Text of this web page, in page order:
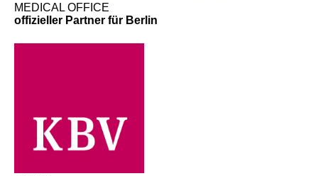
MEDICAL OFFICE
offizieller Partner für Berlin